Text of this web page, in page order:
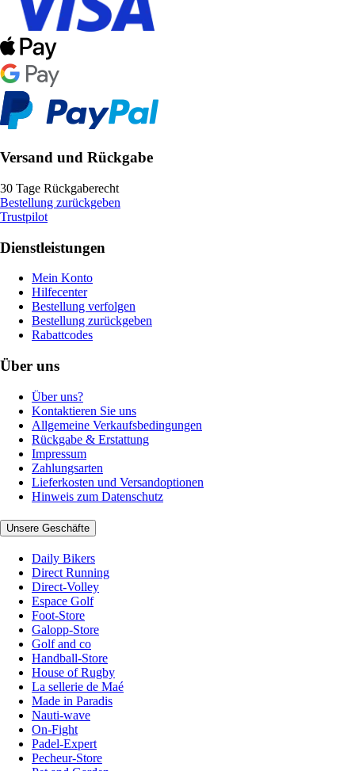
Versand und Rückgabe
30 Tage Rückgaberecht
Bestellung zurückgeben
Trustpilot
Dienstleistungen
Mein Konto
Hilfecenter
Bestellung verfolgen
Bestellung zurückgeben
Rabattcodes
Über uns
Über uns?
Kontaktieren Sie uns
Allgemeine Verkaufsbedingungen
Rückgabe & Erstattung
Impressum
Zahlungsarten
Lieferkosten und Versandoptionen
Hinweis zum Datenschutz
Unsere Geschäfte
Daily Bikers
Direct Running
Direct-Volley
Espace Golf
Foot-Store
Galopp-Store
Golf and co
Handball-Store
House of Rugby
La sellerie de Maé
Made in Paradis
Nauti-wave
On-Fight
Padel-Expert
Pecheur-Store